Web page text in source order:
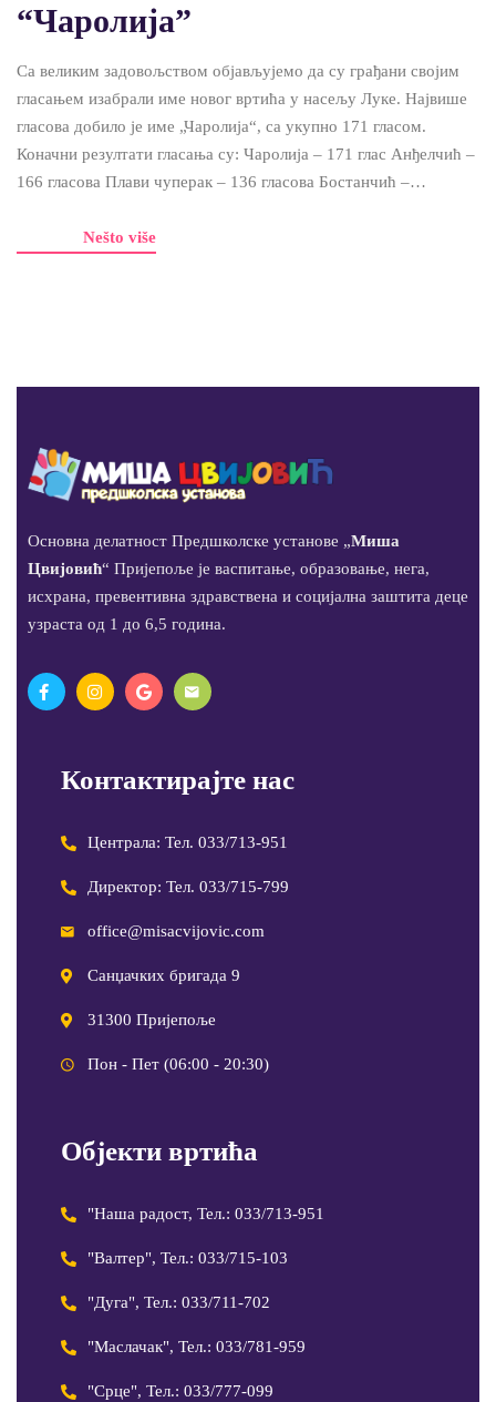
“Чаролија”
Са великим задовољством објављујемо да су грађани својим
гласањем изабрали име новог вртића у насељу Луке. Највише
гласова добило је име „Чаролија“, са укупно 171 гласом.
Коначни резултати гласања су: Чаролија – 171 глас Анђелчић –
166 гласова Плави чуперак – 136 гласова Бостанчић –…
Nešto više
Основна делатност Предшколске установе „Миша
Цвијовић“ Пријепоље је васпитање, образовање, нега,
исхрана, превентивна здравствена и социјална заштита деце
узраста од 1 до 6,5 година.
Контактирајте нас
Централа: Тел. 033/713-951
Директор: Тел. 033/715-799
office@misacvijovic.com
Санџачких бригада 9
31300 Пријепоље
Пон - Пет (06:00 - 20:30)
Објекти вртића
"Наша радост, Тел.: 033/713-951
"Валтер", Тел.: 033/715-103
"Дуга", Тел.: 033/711-702
"Маслачак", Тел.: 033/781-959
"Срце", Тел.: 033/777-099